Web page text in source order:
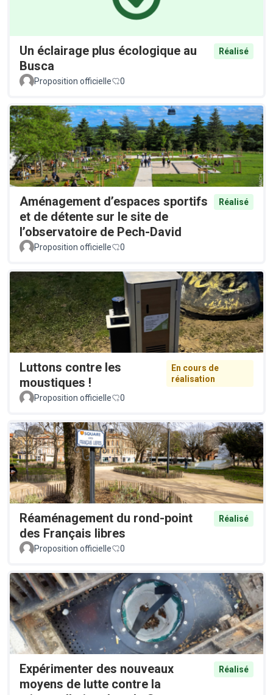
Un éclairage plus écologique au
Busca
Réalisé
Proposition officielle 0
Aménagement d’espaces sportifs
et de détente sur le site de
l’observatoire de Pech-David
Réalisé
Proposition officielle 0
Luttons contre les
moustiques !
En cours de
réalisation
Proposition officielle
0
Réaménagement du rond-point
des Français libres
Réalisé
Proposition officielle 0
Expérimenter des nouveaux
moyens de lutte contre la
Réalisé